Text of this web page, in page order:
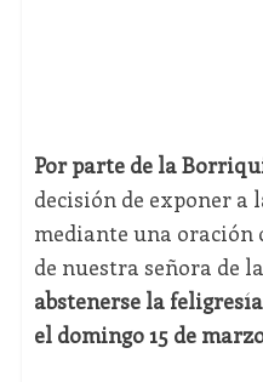
Por parte de la
decisión de exponer a
mediante una oración
de nuestra señora de
abstenerse la
el domingo 15 de